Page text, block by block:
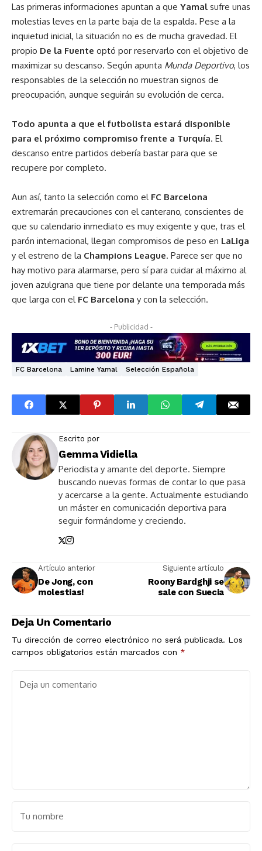
Las primeras informaciones apuntan a que Yamal sufre unas
molestias leves en la parte baja de la espalda. Pese a la
inquietud inicial, la situación no es de mucha gravedad. El
propio De la Fuente optó por reservarlo con el objetivo de
maximizar su descanso. Según apunta Munda Deportivo, los
responsables de la selección no muestran signos de
preocupación, aunque seguirán su evolución de cerca.
Todo apunta a que el futbolista estará disponible
para el próximo compromiso frente a Turquía. El
descanso entre partidos debería bastar para que se
recupere por completo.
Aun así, tanto la selección como el FC Barcelona
extremarán precauciones con el canterano, conscientes de
que su calendario inmediato es muy exigente y que, tras el
parón internacional, llegan compromisos de peso en LaLiga
y el estreno de la Champions League. Parece ser que no
hay motivo para alarmarse, pero sí para cuidar al máximo al
joven azulgrana que tiene por delante una temporada más
que larga con el FC Barcelona y con la selección.
- Publicidad -
FC Barcelona Lamine Yamal Selección Española
Escrito por
Gemma Vidiella
Periodista y amante del deporte. Siempre
buscando nuevas formas de contar lo que pasa
y acercarse a la gente. Actualmente estudiando
un máster en comunicación deportiva para
seguir formándome y creciendo.
Artículo anterior
De Jong, con
molestias!
Siguiente artículo
Roony Bardghji se
sale con Suecia
Deja Un Comentario
Tu dirección de correo electrónico no será publicada. Los
campos obligatorios están marcados con *